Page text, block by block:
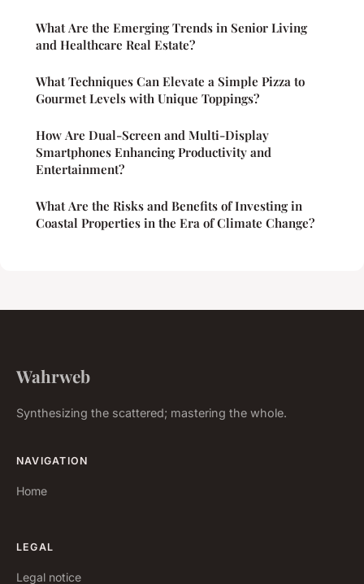
What Are the Emerging Trends in Senior Living
and Healthcare Real Estate?
What Techniques Can Elevate a Simple Pizza to
Gourmet Levels with Unique Toppings?
How Are Dual-Screen and Multi-Display
Smartphones Enhancing Productivity and
Entertainment?
What Are the Risks and Benefits of Investing in
Coastal Properties in the Era of Climate Change?
Wahrweb
Synthesizing the scattered; mastering the whole.
NAVIGATION
Home
LEGAL
Legal notice